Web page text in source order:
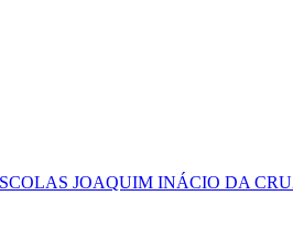
JOAQUIM INÁCIO DA